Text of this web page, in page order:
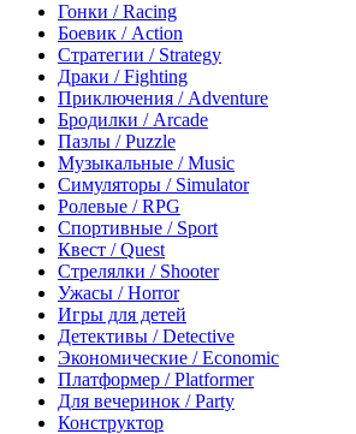
Гонки / Racing
Боевик / Action
Стратегии / Strategy
Драки / Fighting
Приключения / Adventure
Бродилки / Arcade
Пазлы / Puzzle
Музыкальные / Music
Симуляторы / Simulator
Ролевые / RPG
Спортивные / Sport
Квест / Quest
Стрелялки / Shooter
Ужасы / Horror
Игры для детей
Детективы / Detective
Экономические / Economic
Платформер / Platformer
Для вечеринок / Party
Конструктор